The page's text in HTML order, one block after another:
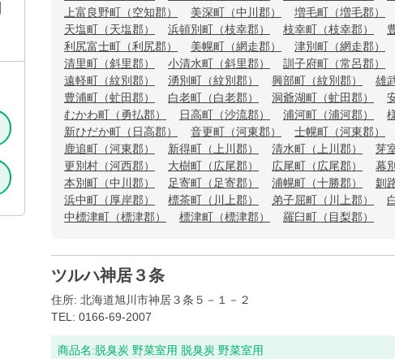
上富良野町（空知郡）
美深町（中川郡） 増毛町（増毛郡）
天塩町（天塩郡）
浜頓別町（枝幸郡） 枝幸町（枝幸郡）
利尻富士町（利尻郡）
美幌町（網走郡） 津別町（網走郡）
清里町（斜里郡）
小清水町（斜里郡） 訓子府町（常呂郡）
遠軽町（紋別郡）
湧別町（紋別郡） 興部町（紋別郡） 雄
豊浦町（虻田郡）
白老町（白老郡） 洞爺湖町（虻田郡）
むかわ町（勇払郡）
日高町（沙流郡） 浦河町（浦河郡）
新ひだか町（日高郡）
音更町（河東郡） 士幌町（河東郡）
鹿追町（河東郡）
新得町（上川郡） 清水町（上川郡） 芽
更別村（河西郡）
大樹町（広尾郡） 広尾町（広尾郡） 幕
本別町（中川郡）
足寄町（足寄郡） 浦幌町（十勝郡） 釧
浜中町（厚岸郡）
標茶町（川上郡） 弟子屈町（川上郡）
中標津町（標津郡）
標津町（標津郡） 羅臼町（目梨郡）
ツルハ神居３条
住所: 北海道旭川市神居３条５－１－２
TEL: 0166-69-2007
商品名:脱臭炭 野菜室用 脱臭炭 野菜室用